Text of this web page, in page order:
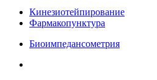
Кинезиотейпирование
Фармакопунктура
Биоимпедансометрия